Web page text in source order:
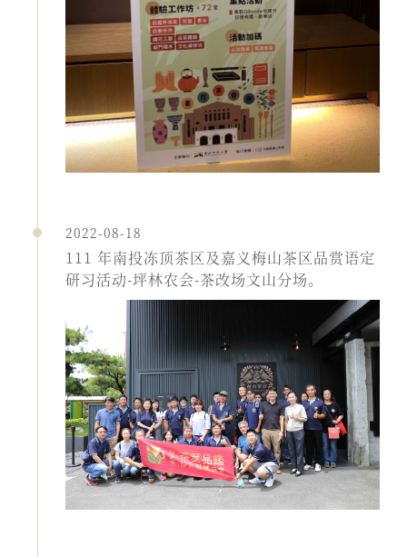
2022-08-18
111 年南投冻顶茶区及嘉义梅山茶区品赏语定
研习活动-坪林农会-茶改场文山分场。